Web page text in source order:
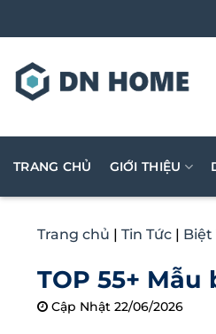
qua
dung
TRANG CHỦ GIỚI THIỆU
Trang chủ | Tin Tức | Biệt
TOP 55+
Cập Nhật 22/06/2026